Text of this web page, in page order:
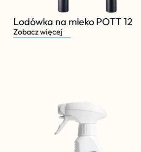
Lodówka na mleko POTT 12
Zobacz więcej